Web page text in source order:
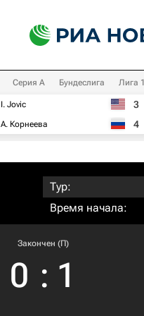
Серия А Бундеслига Лига 1
I. Jovic
А. Корнеева
3
4
Тур:
Время начала:
Закончен (П)
0 : 1